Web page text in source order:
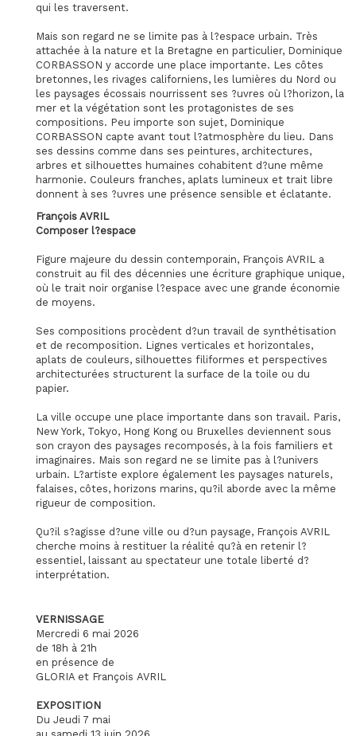
qui les traversent.
Mais son regard ne se limite pas à l?espace urbain. Très
attachée à la nature et la Bretagne en particulier, Dominique
CORBASSON y accorde une place importante. Les côtes
bretonnes, les rivages californiens, les lumières du Nord ou
les paysages écossais nourrissent ses ?uvres où l?horizon, la
mer et la végétation sont les protagonistes de ses
compositions. Peu importe son sujet, Dominique
CORBASSON capte avant tout l?atmosphère du lieu. Dans
ses dessins comme dans ses peintures, architectures,
arbres et silhouettes humaines cohabitent d?une même
harmonie. Couleurs franches, aplats lumineux et trait libre
donnent à ses ?uvres une présence sensible et éclatante.
François AVRIL
Composer l?espace
Figure majeure du dessin contemporain, François AVRIL a
construit au fil des décennies une écriture graphique unique,
où le trait noir organise l?espace avec une grande économie
de moyens.
Ses compositions procèdent d?un travail de synthétisation
et de recomposition. Lignes verticales et horizontales,
aplats de couleurs, silhouettes filiformes et perspectives
architecturées structurent la surface de la toile ou du
papier.
La ville occupe une place importante dans son travail. Paris,
New York, Tokyo, Hong Kong ou Bruxelles deviennent sous
son crayon des paysages recomposés, à la fois familiers et
imaginaires. Mais son regard ne se limite pas à l?univers
urbain. L?artiste explore également les paysages naturels,
falaises, côtes, horizons marins, qu?il aborde avec la même
rigueur de composition.
Qu?il s?agisse d?une ville ou d?un paysage, François AVRIL
cherche moins à restituer la réalité qu?à en retenir l?
essentiel, laissant au spectateur une totale liberté d?
interprétation.
VERNISSAGE
Mercredi 6 mai 2026
de 18h à 21h
en présence de
GLORIA et François AVRIL
EXPOSITION
Du Jeudi 7 mai